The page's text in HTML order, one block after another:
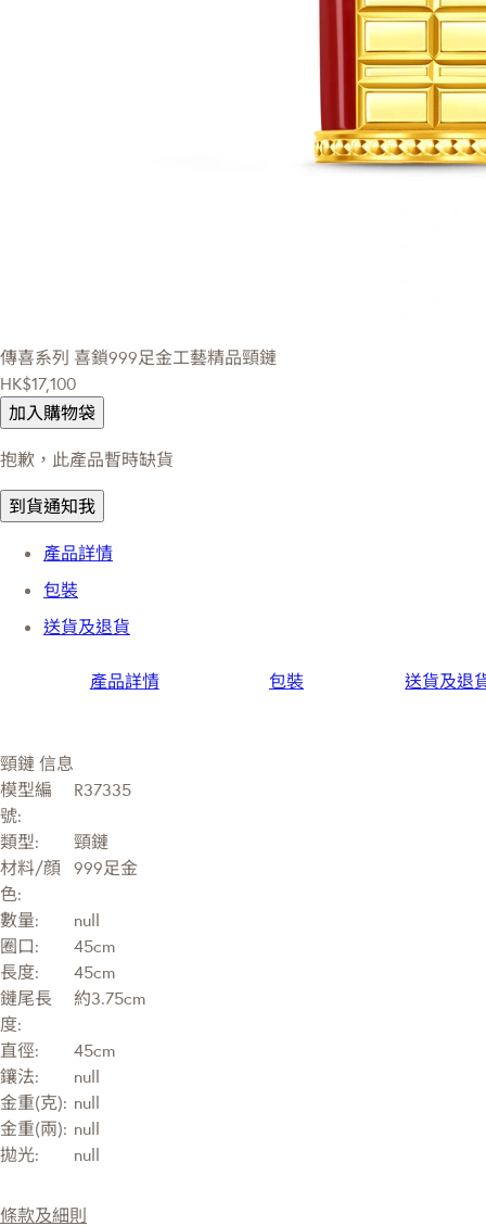
傳喜系列 喜鎖999足金工藝精品頸鏈
HK$17,100
加入購物袋
抱歉，此產品暫時缺貨
到貨通知我
產品詳情
包裝
送貨及退貨
產品詳情 包裝 送貨及退
頸鏈 信息
模型編
號:
R37335
類型:
頸鏈
材料/顔
色:
999足金
數量:
null
圈口:
45cm
長度:
45cm
鏈尾長
度:
約3.75cm
直徑:
45cm
鑲法:
null
金重(克): null
金重(兩): null
拋光:
null
條款及細則